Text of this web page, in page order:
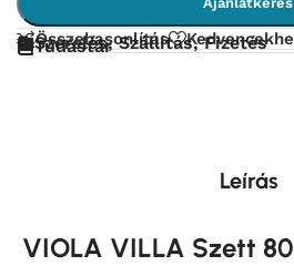
Összehasonlítás
Szerelés, Szállítás, Fizetés
Tudástár
Leírás
VIOLA VILLA Szett